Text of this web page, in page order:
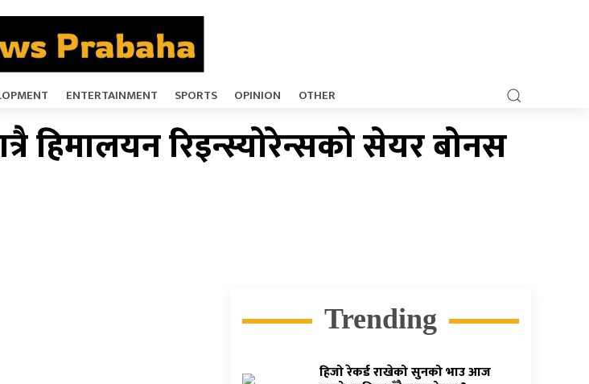
ENTERTAINMENT SPORTS OPINION OTHER
हिमालयन रिइन्स्योरेन्सको सेयर बोनस
Trending
हिजो रेकर्ड राखेको सुनको भाउ आज